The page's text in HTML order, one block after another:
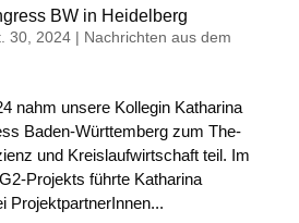
BW in Heidelberg
30, 2024| Nachrichten aus dem
nahm unse­re Kol­le­gin Katha­ri­na
Baden-Würt­tem­berg zum The­
und Kreis­lauf­wirt­schaft teil. Im
Pro­jekts führ­te Katha­ri­na
Pro­jekt­part­ne­rIn­nen...